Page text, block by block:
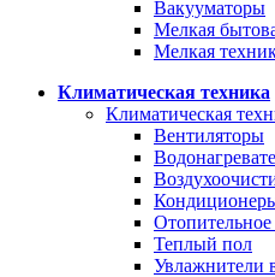
Вакууматоры
Мелкая
Мелкая
Климатическая техника
Климатическая
Вентиляторы
Теплый пол
Увлажнители